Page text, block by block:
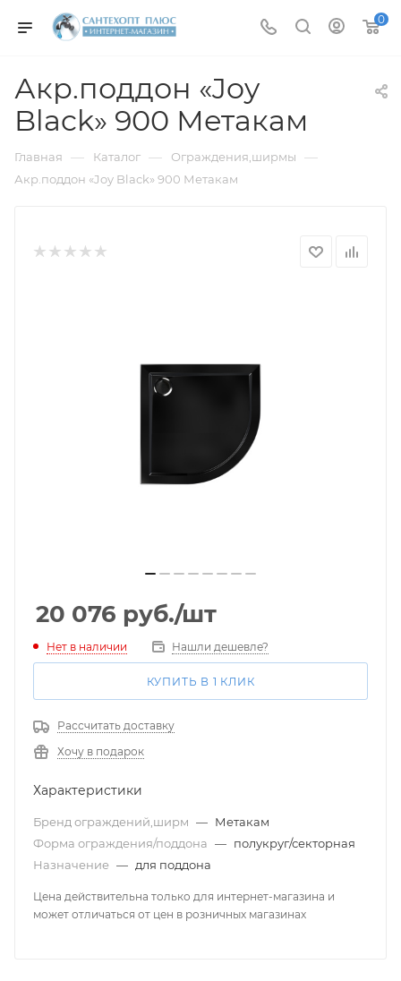
0
Акр.поддон «Joy
Black» 900 Метакам
Главная — Каталог — Ограждения,ширмы —
Акр.поддон «Joy Black» 900 Метакам
20 076 руб./шт
Нет в наличии Нашли дешевле?
КУПИТЬ В 1 КЛИК
Рассчитать доставку
Хочу в подарок
Характеристики
Бренд ограждений,ширм — Метакам
Форма ограждения/поддона — полукруг/секторная
Назначение — для поддона
Цена действительна только для интернет-магазина и
может отличаться от цен в розничных магазинах